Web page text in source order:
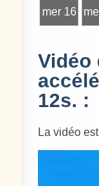
mer 16
Vidéo
12s. :
La vidéo